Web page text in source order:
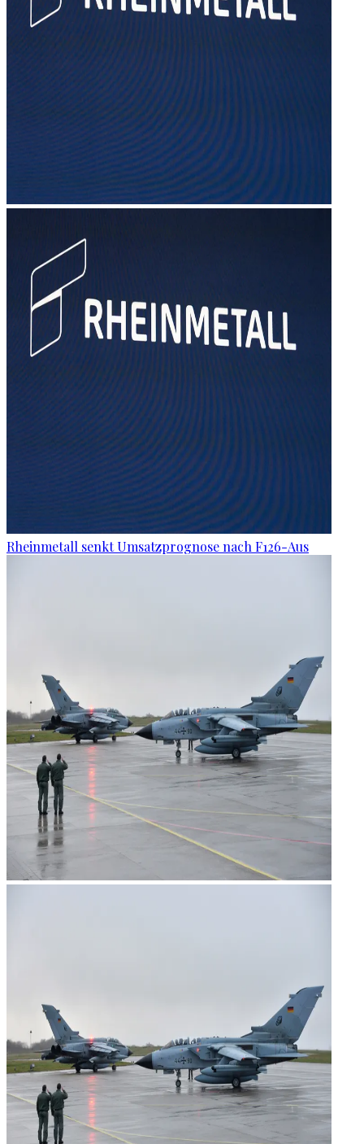
Rheinmetall senkt Umsatzprognose nach F126-Aus